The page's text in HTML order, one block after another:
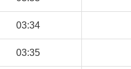
03:34
03:35